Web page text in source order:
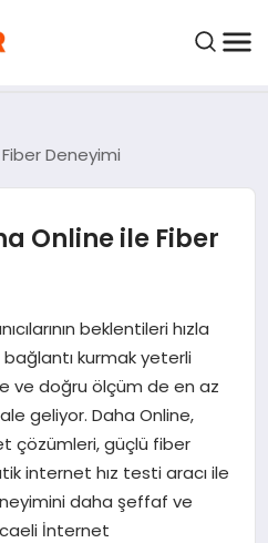
Deneyimi
Online ile Fiber
beklentileri hızla
kurmak yeterli
ve doğru ölçüm de en az
geliyor. Daha Online,
çözümleri, güçlü fiber
internet hız testi aracı ile
daha şeffaf ve
İnternet